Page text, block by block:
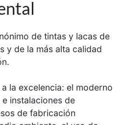
de tintas y lacas de
y de la más alta calidad
la excelencia: el moderno
de fabricación
ambiente, el uso de
calidad y el exigente